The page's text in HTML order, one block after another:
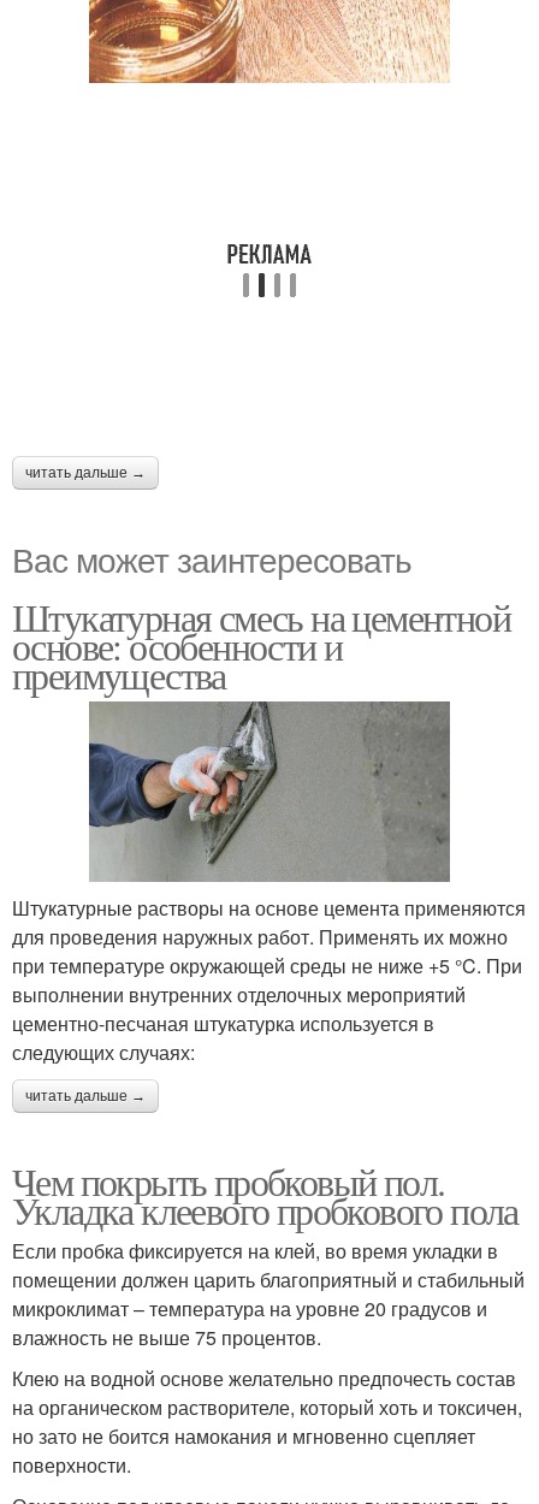
читать дальше →
Вас может заинтересовать
Штукатурная смесь на цементной
основе: особенности и
преимущества
Штукатурные растворы на основе цемента применяются
для проведения наружных работ. Применять их можно
при температуре окружающей среды не ниже +5 °C. При
выполнении внутренних отделочных мероприятий
цементно-песчаная штукатурка используется в
следующих случаях:
читать дальше →
Чем покрыть пробковый пол.
Укладка клеевого пробкового пола
Если пробка фиксируется на клей, во время укладки в
помещении должен царить благоприятный и стабильный
микроклимат – температура на уровне 20 градусов и
влажность не выше 75 процентов.
Клею на водной основе желательно предпочесть состав
на органическом растворителе, который хоть и токсичен,
но зато не боится намокания и мгновенно сцепляет
поверхности.